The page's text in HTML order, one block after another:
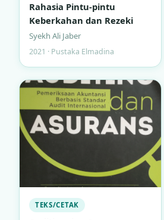
Rahasia Pintu-pintu
Keberkahan dan Rezeki
Syekh Ali Jaber
2021 · Pustaka Elmadina
TEKS/CETAK